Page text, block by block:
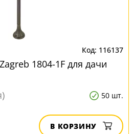
116137
1804-1F для дачи
50 шт.
В КОРЗИНУ